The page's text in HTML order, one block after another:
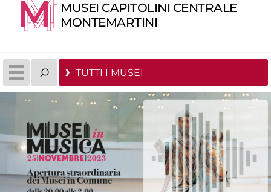
MUSEI CAPITOLINI CENTRALE
MONTEMARTINI
TUTTI I MUSEI